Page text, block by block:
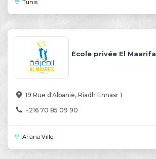
Tunis
École privée El Maarifa
19 Rue d'Albanie, Riadh Ennasr 1
+216 70 85 09 90
Ariana Ville